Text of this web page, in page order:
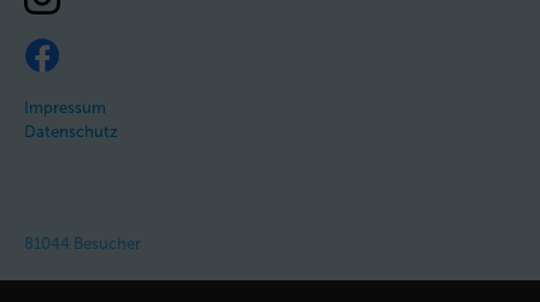
Impressum
Datenschutz
81044 Besucher